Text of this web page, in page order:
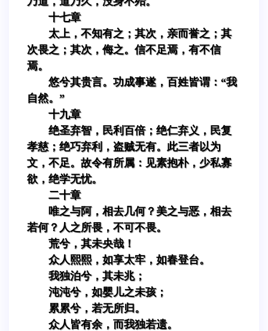
十七章
太上，不知有之；其次，亲而誉之；其
次畏之；其次，侮之。信不足焉，有不信
焉。
悠兮其贵言。功成事遂，百姓皆谓：“我
自然。”
十九章
绝圣弃智，民利百倍；绝仁弃义，民复
孝慈；绝巧弃利，盗贼无有。此三者以为
文，不足。故令有所属：见素抱朴，少私寡
欲，绝学无忧。
二十章
唯之与阿，相去几何？美之与恶，相去
若何？人之所畏，不可不畏。
荒兮，其未央哉！
众人熙熙，如享太牢，如春登台。
我独泊兮，其未兆；
沌沌兮，如婴儿之未孩；
累累兮，若无所归。
众人皆有余，而我独若遗。